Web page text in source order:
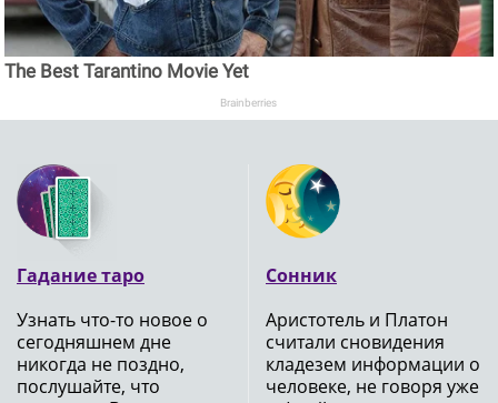
The Best Tarantino Movie Yet
Brainberries
Гадание таро
Узнать что-то новое о
сегодняшнем дне
никогда не поздно,
послушайте, что
Сонник
Аристотель и Платон
считали сновидения
кладезем информации о
человеке, не говоря уже